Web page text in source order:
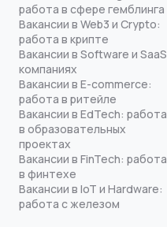
работа в сфере гемблинга
Вакансии в Web3 и Crypto:
работа в крипте
Вакансии в Software и SaaS
компаниях
Вакансии в E-commerce:
работа в ритейле
Вакансии в EdTech: работа
в образовательных
проектах
Вакансии в FinTech: работа
в финтехе
Вакансии в IoT и Hardware:
работа с железом